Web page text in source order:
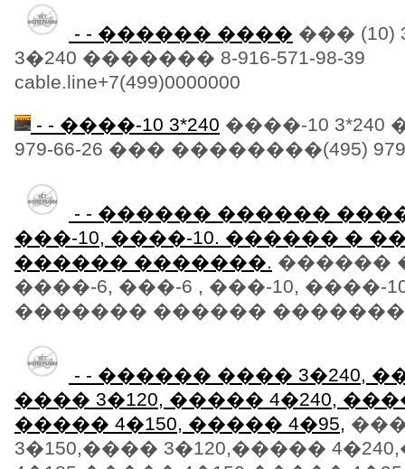
- - ������ ���� ��� (10)
3�240 ������� 8-916-571-98-39
cable.line+7(499)0000000
- - ����-10 3*240 ����-10 3*240
979-66-26 ��� ��������(495) 979-
- - ������ ������
���-10, ����-10. ������ �
������ �������. ������
����-6, ���-6 , ���-10, ����-
������� ������
- - ������ ���� 3�240,
���� 3�120, ����� 4�240,
����� 4�150, ����� 4�95,
3�150,���� 3�120,�����